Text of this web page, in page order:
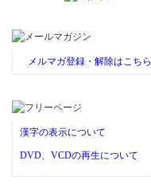
メルマガ登録・解除はこちら
漢字の表示について
DVD、VCDの再生について